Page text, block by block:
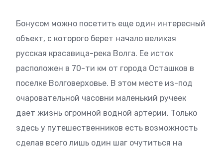
Бонусом можно посетить еще один интересный
объект, с которого берет начало великая
русская красавица-река Волга. Ее исток
расположен в 70-ти км от города Осташков в
поселке Волговерховье. В этом месте из-под
очаровательной часовни маленький ручеек
дает жизнь огромной водной артерии. Только
здесь у путешественников есть возможность
сделав всего лишь один шаг очутиться на